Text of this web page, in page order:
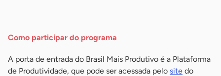
Como participar do programa
A porta de entrada do Brasil Mais Produtivo é a Plataforma
de Produtividade, que pode ser acessada pelo site do